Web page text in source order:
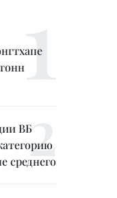
ВБ
среднего